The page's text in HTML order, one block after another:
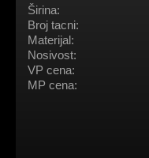
Širina:
Broj tacni:
Materijal:
Nosivost:
VP cena:
MP cena: